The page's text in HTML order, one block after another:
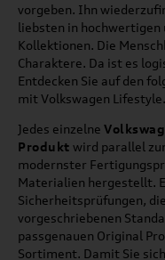
vorgeben. Ihn
liebsten in hochwertigen
Kollektionen. Die
Charaktere. Da ist es
Entdecken Sie auf den
mit Volkswagen
Jedes einzelne
Produkt wird parallel
modernster
Materialien hergestellt.
Sicherheitsprüfungen,
vorgeschriebenen
passgenauen Original
Sortiment. Damit Sie